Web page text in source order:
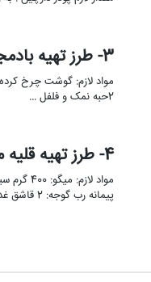
3- طرز تهیه بادمجان شکم پر شمالی
2حبه نمک و فلفل …
4- طرز تهیه قلیه میگو
پیمانه رب گوجه: 2 قاشق غداخوری …